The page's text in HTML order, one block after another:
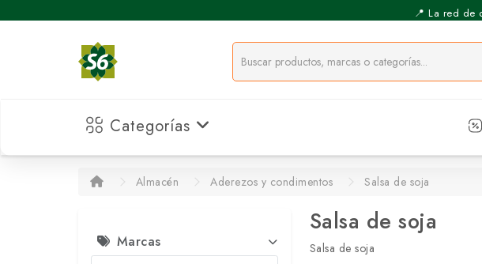
📍 La red de
⚡️
Categorías
Almacén Aderezos y condimentos Salsa de soja
Marcas
Salsa de soja
Salsa de soja